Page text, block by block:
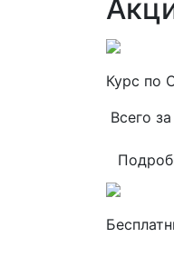
Курс по
Всего